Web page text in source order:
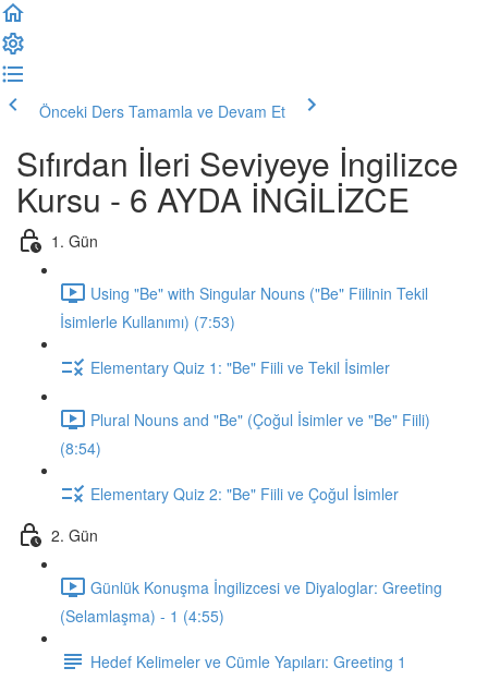
Önceki Ders Tamamla ve Devam Et
Sıfırdan İleri Seviyeye İngilizce
Kursu - 6 AYDA İNGİLİZCE
1. Gün
Using "Be" with Singular Nouns ("Be" Fiilinin Tekil
İsimlerle Kullanımı) (7:53)
Elementary Quiz 1: "Be" Fiili ve Tekil İsimler
Plural Nouns and "Be" (Çoğul İsimler ve "Be" Fiili)
(8:54)
Elementary Quiz 2: "Be" Fiili ve Çoğul İsimler
2. Gün
Günlük Konuşma İngilizcesi ve Diyaloglar: Greeting
(Selamlaşma) - 1 (4:55)
Hedef Kelimeler ve Cümle Yapıları: Greeting 1